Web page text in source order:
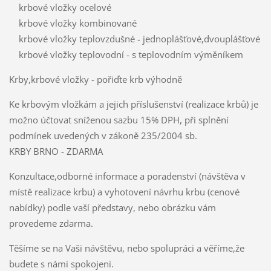
krbové vložky ocelové
krbové vložky kombinované
krbové vložky teplovzdušné - jednoplášťové,dvouplášťové
krbové vložky teplovodní - s teplovodním výměníkem
Krby,krbové vložky - pořiďte krb výhodně
Ke krbovým vložkám a jejich příslušenství (realizace krbů) je
možno účtovat sníženou sazbu 15% DPH, při splnění
podmínek uvedených v zákoně 235/2004 sb.
KRBY BRNO - ZDARMA
Konzultace,odborné informace a poradenství (návštěva v
místě realizace krbu) a vyhotovení návrhu krbu (cenové
nabídky) podle vaší představy, nebo obrázku vám
provedeme zdarma.
Těšíme se na Vaši návštěvu, nebo spolupráci a věříme,že
budete s námi spokojeni.